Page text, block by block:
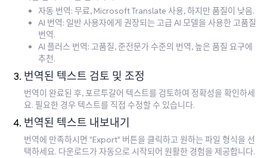
자동 번역: 무료, Microsoft Translate 사용, 하지만 품질이 낮음.
AI 번역: 일반 사용자에게 권장되는 고급 AI 모델을 사용한 고품질
번역.
AI 플러스 번역: 고품질, 준전문가 수준의 번역, 높은 품질 요구에
추천.
번역된 텍스트 검토 및 조정
번역이 완료된 후, 포르투갈어 텍스트를 검토하여 정확성을 확인하세
요. 필요한 경우 텍스트를 직접 수정할 수 있습니다.
번역된 텍스트 내보내기
번역에 만족하시면 "Export" 버튼을 클릭하고 원하는 파일 형식을 선
택하세요. 다운로드가 자동으로 시작되어 원활한 경험을 제공합니다.